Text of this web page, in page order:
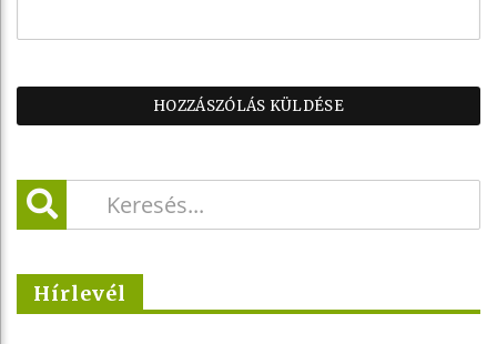
Hírlevél